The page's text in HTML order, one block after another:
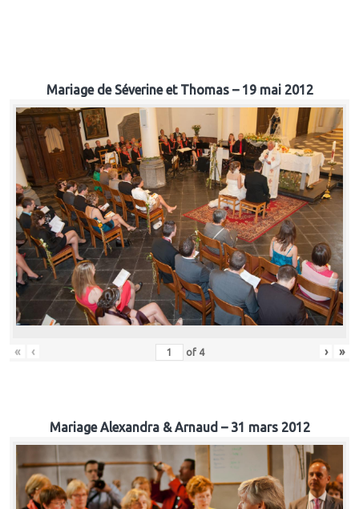
Mariage de Séverine et Thomas – 19 mai 2012
« ‹ of 4 › »
Mariage Alexandra & Arnaud – 31 mars 2012